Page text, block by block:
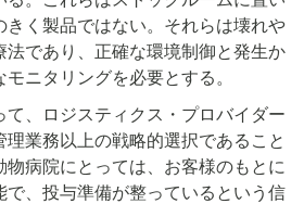
きく製品ではない。それらは壊れや
法であり、正確な環境制御と発生か
ニタリングを必要とする。
、ロジスティクス・プロバイダー
業務以上の戦略的選択であること
物病院にとっては、お客様のもとに
で、投与準備が整っているという信